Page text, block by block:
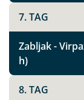
7. TAG
Zabljak -
h)
8. TAG